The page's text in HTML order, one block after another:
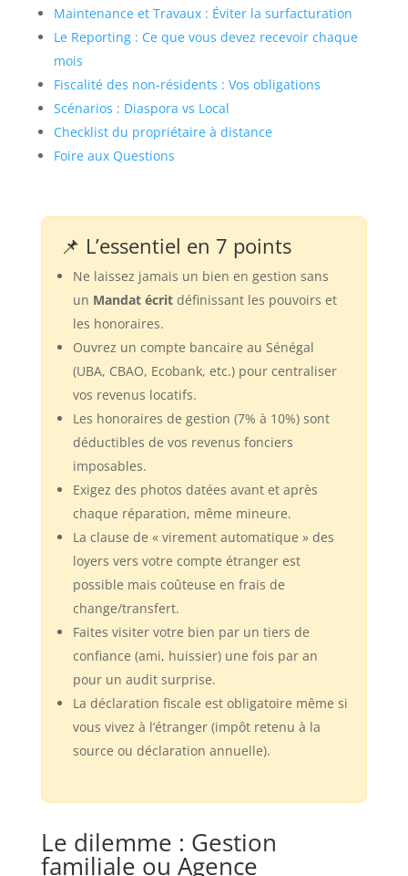
Maintenance et Travaux : Éviter la surfacturation
Le Reporting : Ce que vous devez recevoir chaque
mois
Fiscalité des non-résidents : Vos obligations
Scénarios : Diaspora vs Local
Checklist du propriétaire à distance
Foire aux Questions
📌 L’essentiel en 7 points
Ne laissez jamais un bien en gestion sans
un Mandat écritdéfinissant les pouvoirs et
les honoraires.
Ouvrez un compte bancaire au Sénégal
(UBA, CBAO, Ecobank, etc.) pour centraliser
vos revenus locatifs.
Les honoraires de gestion (7% à 10%) sont
déductibles de vos revenus fonciers
imposables.
Exigez des photos datées avant et après
chaque réparation, même mineure.
La clause de « virement automatique » des
loyers vers votre compte étranger est
possible mais coûteuse en frais de
change/transfert.
Faites visiter votre bien par un tiers de
confiance (ami, huissier) une fois par an
pour un audit surprise.
La déclaration fiscale est obligatoire même si
vous vivez à l’étranger (impôt retenu à la
source ou déclaration annuelle).
Le dilemme : Gestion
familiale ou Agence